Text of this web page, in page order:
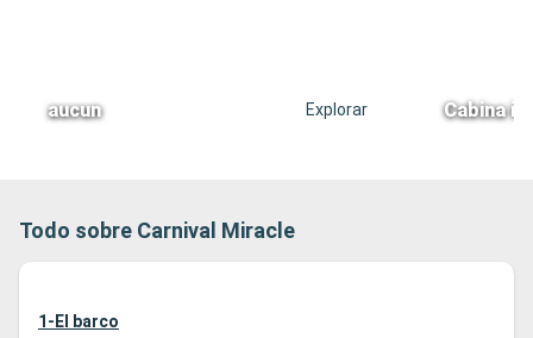
aucun Explorar Cabina
Todo sobre Carnival Miracle
1-El barco